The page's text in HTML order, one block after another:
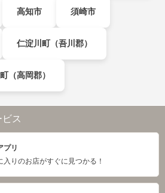
高知市 須崎市
仁淀川町（吾川郡）
（高岡郡）
ス
プリ
入りのお店がすぐに見つかる！